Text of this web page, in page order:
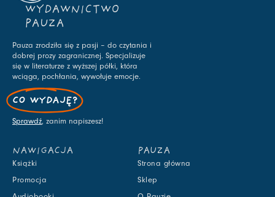
WYDAWNICTWO
PAUZA
Pauza zrodziła się z pasji – do czytania i
dobrej prozy zagranicznej. Specjalizuje
się w literaturze z wyższej półki, która
wciąga, pochłania, wywołuje emocje.
CO WYDAJĘ?
Sprawdź, zanim napiszesz!
NAWIGACJA
Książki
Promocja
PAUZA
Strona główna
Sklep